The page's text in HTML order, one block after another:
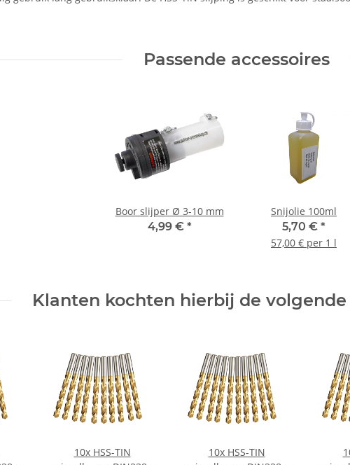
Passende accessoires
Boor slijper Ø 3-10 mm
4,99 € *
Snijolie 100ml
5,70 € *
57,00 € per 1 l
Klanten kochten hierbij de
10x HSS-TIN
10x HSS-TIN